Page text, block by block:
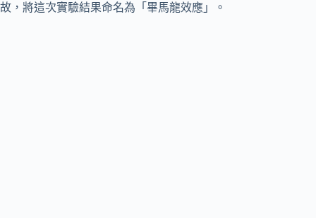
故，將這次實驗結果命名為「畢馬龍效應」。